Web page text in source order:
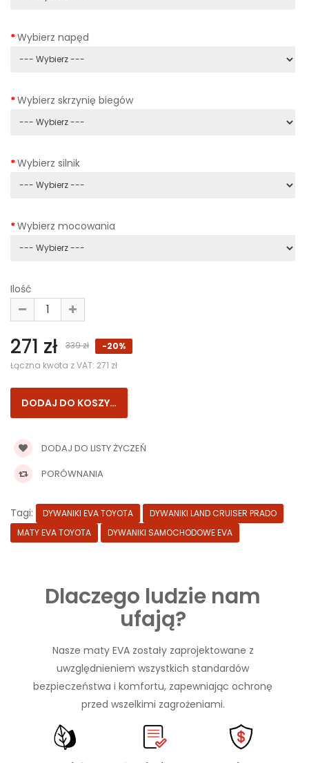
Wybierz napęd
Wybierz skrzynię biegów
Wybierz silnik
Wybierz mocowania
Ilość
271 zł 339 zł
-20%
Łączna kwota z VAT: 271 zł
DODAJ DO LISTY ŻYCZEŃ
PORÓWNANIA
Tagi: DYWANIKI EVA TOYOTA
DYWANIKI LAND CRUISER PRADO
MATY EVA TOYOTA
DYWANIKI SAMOCHODOWE EVA
Dlaczego ludzie nam
ufają?
Nasze maty EVA zostały zaprojektowane z
uwzględnieniem wszystkich standardów
bezpieczeństwa i komfortu, zapewniając ochronę
przed wszelkimi zagrożeniami.